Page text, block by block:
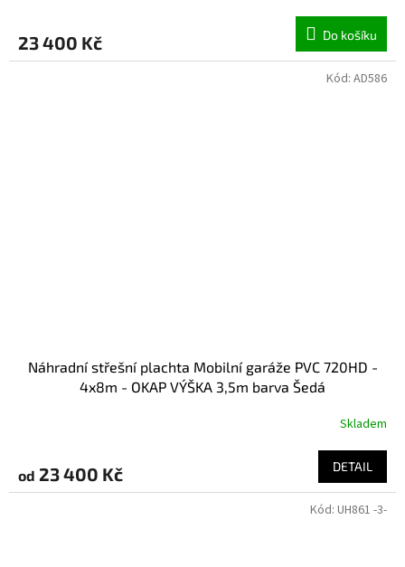
23 400 Kč Do košíku
Náhradní střešní plachta Mobilní garáže PVC 720HD -
4x8m - OKAP VÝŠKA 3,5m barva Šedá
Skladem
od 23 400 Kč DETAIL
Kód: AD586
Kód: UH861 -3-